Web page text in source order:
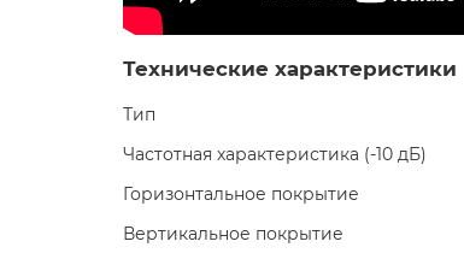
Технические характеристики
Тип
Частотная характеристика (-10 дБ)
Горизонтальное покрытие
Вертикальное покрытие